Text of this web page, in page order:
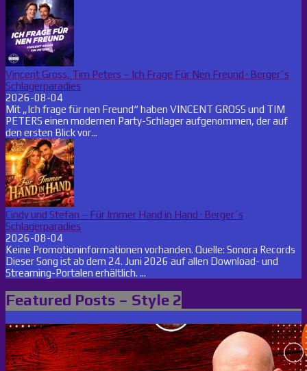
Vincent Gross, Tim Peters – Ich Frage Für Nen Freund · Berger´s
Schlagerparadies
2026-08-04
Mit „Ich frage für nen Freund“ haben VINCENT GROSS und TIM
PETERS einen modernen Party-Schlager aufgenommen, der auf
den ersten Blick vor...
Cindy und Stefan – Für Immer Hand in Hand · Berger´s
Schlagerparadies
2026-08-04
Keine Promotioninformationen vorhanden. Quelle: Sonora Records
Dieser Song ist ab dem 24. Juni 2026 auf allen Download- und
Streaming-Portalen erhältlich. ...
Featured Posts – Style 2